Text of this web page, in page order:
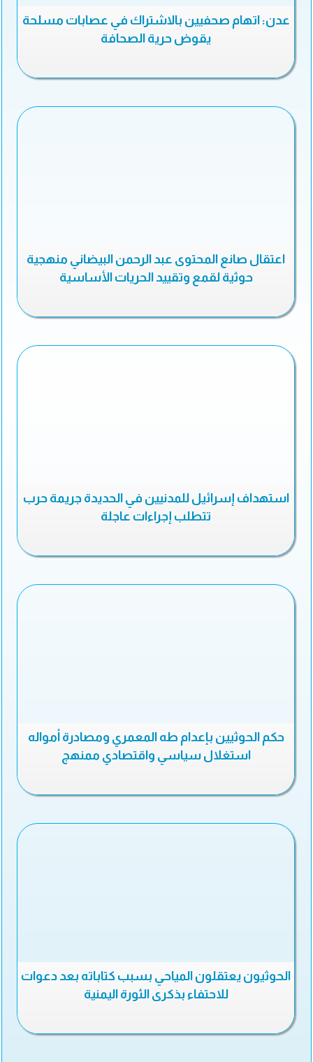
عدن: اتهام صحفيين بالاشتراك في عصابات مسلحة
يقوض حرية الصحافة
اعتقال صانع المحتوى عبد الرحمن البيضاني منهجية
حوثية لقمع وتقييد الحريات الأساسية
استهداف إسرائيل للمدنيين في الحديدة جريمة حرب
تتطلب إجراءات عاجلة
حكم الحوثيين بإعدام طه المعمري ومصادرة أمواله
استغلال سياسي واقتصادي ممنهج
الحوثيون يعتقلون المياحي بسبب كتاباته بعد دعوات
للاحتفاء بذكرى الثورة اليمنية